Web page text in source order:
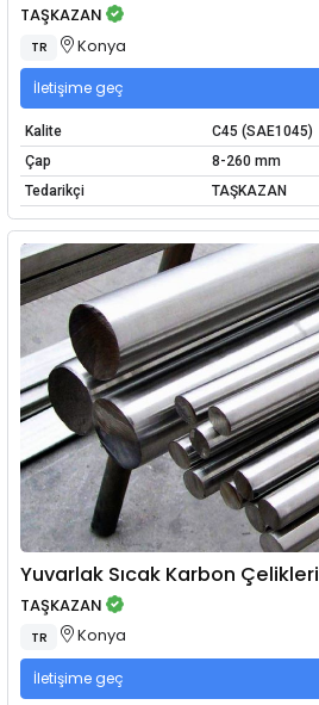
TAŞKAZAN
TR Konya
İletişime geç
Kalite
C45 (SAE1045)
Çap
8-260 mm
Tedarikçi
TAŞKAZAN
Yuvarlak Sıcak Karbon Çelikleri
TAŞKAZAN
TR Konya
İletişime geç